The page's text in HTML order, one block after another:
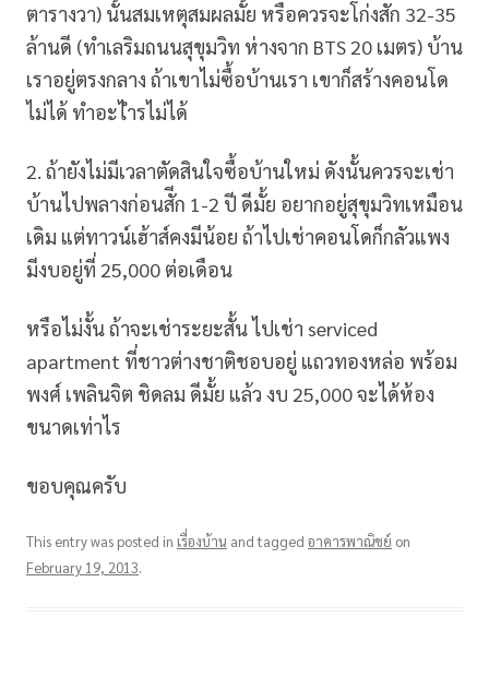
ตารางวา) นั้นสมเหตุสมผลมั้ย หรือควรจะโก่งสัก 32-35
ล้านดี (ทำเลริมถนนสุขุมวิท ห่างจาก BTS 20 เมตร) บ้าน
เราอยู่ตรงกลาง ถ้าเขาไม่ซื้อบ้านเรา เขาก็สร้างคอนโด
ไม่ได้ ทำอะไำรไม่ได้
2. ถ้ายังไม่มีเวลาตัดสินใจซื้อบ้านใหม่ ดังนั้นควรจะเช่า
บ้านไปพลางก่อนสัีก 1-2 ปี ดีมั้ย อยากอยู่สุขุมวิทเหมือน
เดิม แต่ทาวน์เฮ้าส์คงมีน้อย ถ้าไปเช่าคอนโดก็กลัวแพง
มีงบอยู่ที่ 25,000 ต่อเดือน
หรือไม่งั้น ถ้าจะเช่าระยะสั้น ไปเช่า serviced
apartment ที่ชาวต่างชาติชอบอยู่ แถวทองหล่อ พร้อม
พงศ์ เพลินจิต ชิดลม ดีมั้ย แล้ว งบ 25,000 จะได้ห้อง
ขนาดเท่าไร
ขอบคุณครับ
This entry was posted in เรื่องบ้าน and tagged อาคารพาณิชย์ on
February 19, 2013.